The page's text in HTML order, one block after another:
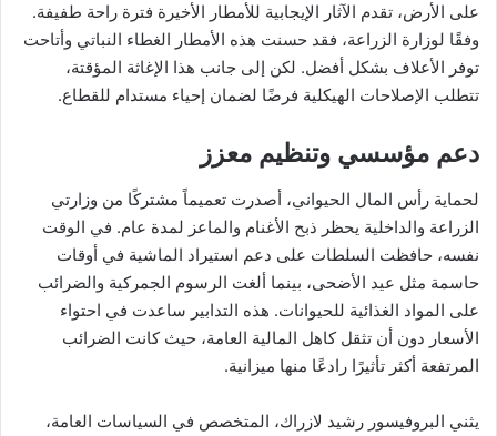
على الأرض، تقدم الآثار الإيجابية للأمطار الأخيرة فترة راحة طفيفة.
وفقًا لوزارة الزراعة، فقد حسنت هذه الأمطار الغطاء النباتي وأتاحت
توفر الأعلاف بشكل أفضل. لكن إلى جانب هذا الإغاثة المؤقتة،
تتطلب الإصلاحات الهيكلية فرضًا لضمان إحياء مستدام للقطاع.
دعم مؤسسي وتنظيم معزز
لحماية رأس المال الحيواني، أصدرت تعميماً مشتركًا من وزارتي
الزراعة والداخلية يحظر ذبح الأغنام والماعز لمدة عام. في الوقت
نفسه، حافظت السلطات على دعم استيراد الماشية في أوقات
حاسمة مثل عيد الأضحى، بينما ألغت الرسوم الجمركية والضرائب
على المواد الغذائية للحيوانات. هذه التدابير ساعدت في احتواء
الأسعار دون أن تثقل كاهل المالية العامة، حيث كانت الضرائب
المرتفعة أكثر تأثيرًا رادعًا منها ميزانية.
يثني البروفيسور رشيد لازراك، المتخصص في السياسات العامة،